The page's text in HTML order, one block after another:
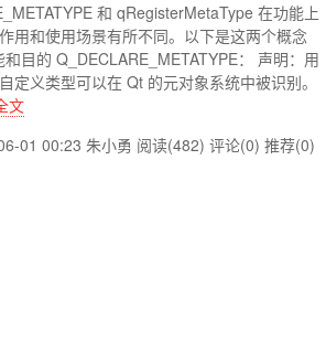
和 qRegisterMetaType 在功能上
用和使用场景有所不同。以下是这两个概念
目的 Q_DECLARE_METATYPE： 声明：用
定义类型可以在 Qt 的元对象系统中被识别。
文
01 00:23 朱小勇 阅读(482) 评论(0) 推荐(0)